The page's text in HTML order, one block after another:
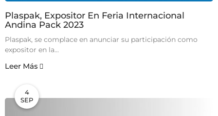
Plaspak, Expositor En Feria Internacional
Andina Pack 2023
Plaspak, se complace en anunciar su participación como
expositor en la...
Leer Más
4
SEP